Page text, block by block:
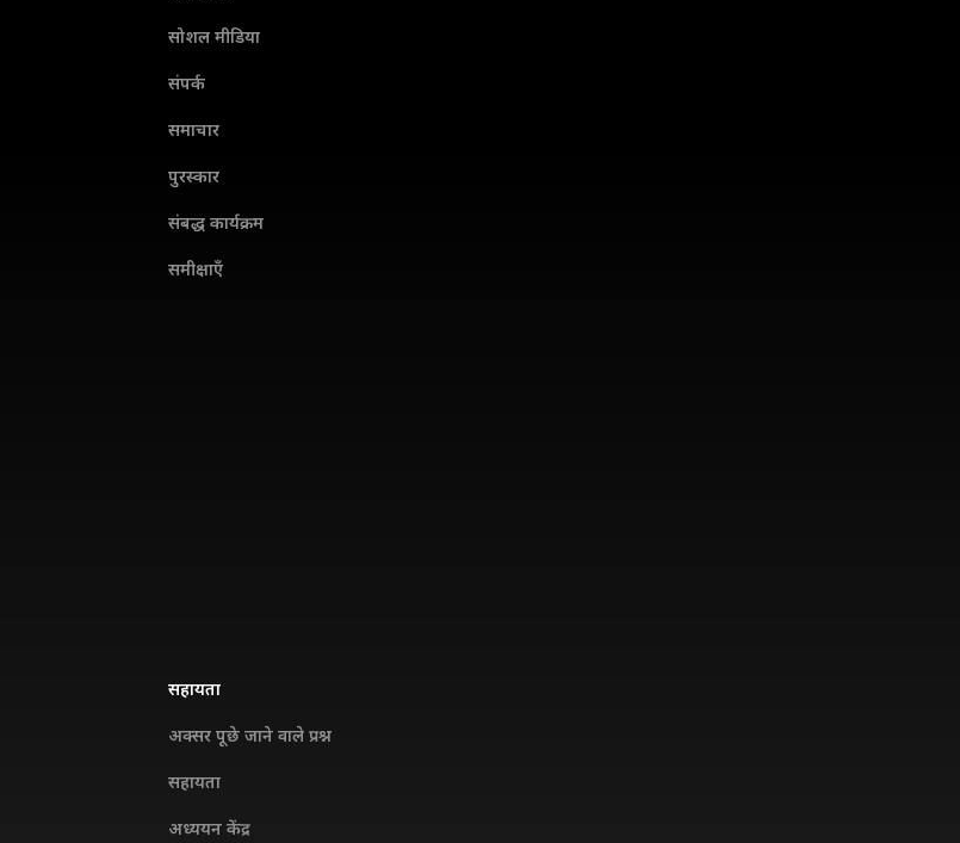
सोशल मीडिया
संपर्क
समाचार
पुरस्कार
संबद्ध कार्यक्रम
समीक्षाएँ
सहायता
अक्सर पूछे जाने वाले प्रश्न
सहायता
अध्ययन केंद्र